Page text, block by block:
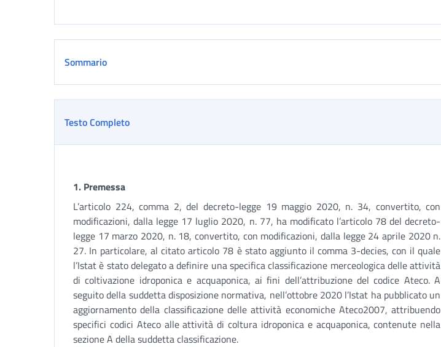
Sommario
Testo Completo
1. Premessa
L’articolo 224, comma 2, del decreto-legge 19 maggio 2020, n. 34, convertito, con
modificazioni, dalla legge 17 luglio 2020, n. 77, ha modificato l’articolo 78 del decreto-
legge 17 marzo 2020, n. 18, convertito, con modificazioni, dalla legge 24 aprile 2020 n.
27. In particolare, al citato articolo 78 è stato aggiunto il comma 3-decies, con il quale
l’Istat è stato delegato a definire una specifica classificazione merceologica delle attività
di coltivazione idroponica e acquaponica, ai fini dell’attribuzione del codice Ateco. A
seguito della suddetta disposizione normativa, nell’ottobre 2020 l’Istat ha pubblicato un
aggiornamento della classificazione delle attività economiche Ateco2007, attribuendo
specifici codici Ateco alle attività di coltura idroponica e acquaponica, contenute nella
sezione A della suddetta classificazione.